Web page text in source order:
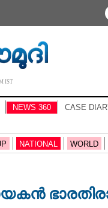
IST
NEWS 360 CASE
NATIONAL WORLD